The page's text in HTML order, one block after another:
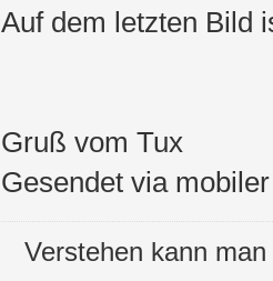
Auf dem letzten Bild
Gruß vom Tux
Gesendet via
Verstehen kann